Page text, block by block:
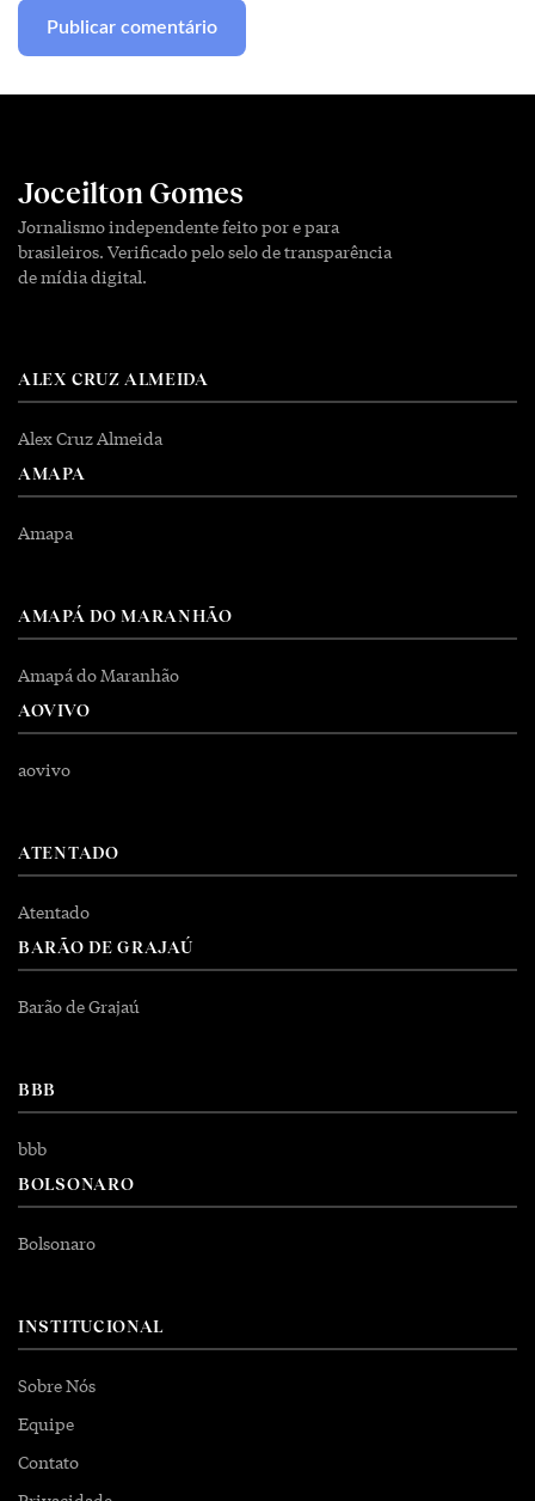
Joceilton Gomes
Jornalismo independente feito por e para
brasileiros. Verificado pelo selo de transparência
de mídia digital.
ALEX CRUZ ALMEIDA
Alex Cruz Almeida
AMAPA
Amapa
AMAPÁ DO MARANHÃO
Amapá do Maranhão
AOVIVO
aovivo
ATENTADO
Atentado
BARÃO DE GRAJAÚ
Barão de Grajaú
BBB
bbb
BOLSONARO
Bolsonaro
INSTITUCIONAL
Sobre Nós
Equipe
Contato